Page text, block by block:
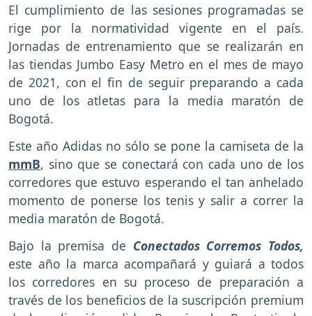
El cumplimiento de las sesiones programadas se
rige por la normatividad vigente en el país.
Jornadas de entrenamiento que se realizarán en
las tiendas Jumbo Easy Metro en el mes de mayo
de 2021, con el fin de seguir preparando a cada
uno de los atletas para la media maratón de
Bogotá.
Este año Adidas no sólo se pone la camiseta de la
mmB, sino que se conectará con cada uno de los
corredores que estuvo esperando el tan anhelado
momento de ponerse los tenis y salir a correr la
media maratón de Bogotá.
Bajo la premisa de Conectados Corremos Todos,
este año la marca acompañará y guiará a todos
los corredores en su proceso de preparación a
través de los beneficios de la suscripción premium